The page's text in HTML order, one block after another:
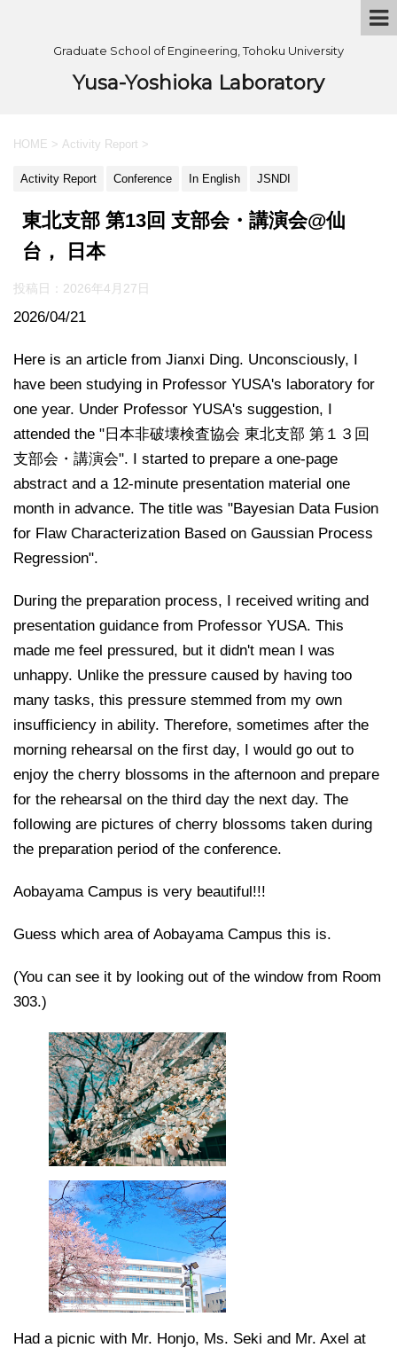
Graduate School of Engineering, Tohoku University
Yusa-Yoshioka Laboratory
HOME > Activity Report >
Activity Report Conference In English JSNDI
東北支部 第13回 支部会・講演会@仙
台， 日本
投稿日： 2026年4月27日
2026/04/21
Here is an article from Jianxi Ding. Unconsciously, I
have been studying in Professor YUSA's laboratory for
one year. Under Professor YUSA's suggestion, I
attended the "日本非破壊検査協会 東北支部 第１３回
支部会・講演会". I started to prepare a one-page
abstract and a 12-minute presentation material one
month in advance. The title was "Bayesian Data Fusion
for Flaw Characterization Based on Gaussian Process
Regression".
During the preparation process, I received writing and
presentation guidance from Professor YUSA. This
made me feel pressured, but it didn't mean I was
unhappy. Unlike the pressure caused by having too
many tasks, this pressure stemmed from my own
insufficiency in ability. Therefore, sometimes after the
morning rehearsal on the first day, I would go out to
enjoy the cherry blossoms in the afternoon and prepare
for the rehearsal on the third day the next day. The
following are pictures of cherry blossoms taken during
the preparation period of the conference.
Aobayama Campus is very beautiful!!!
Guess which area of Aobayama Campus this is.
(You can see it by looking out of the window from Room
303.)
Had a picnic with Mr. Honjo, Ms. Seki and Mr. Axel at